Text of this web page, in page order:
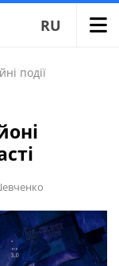
RU
події